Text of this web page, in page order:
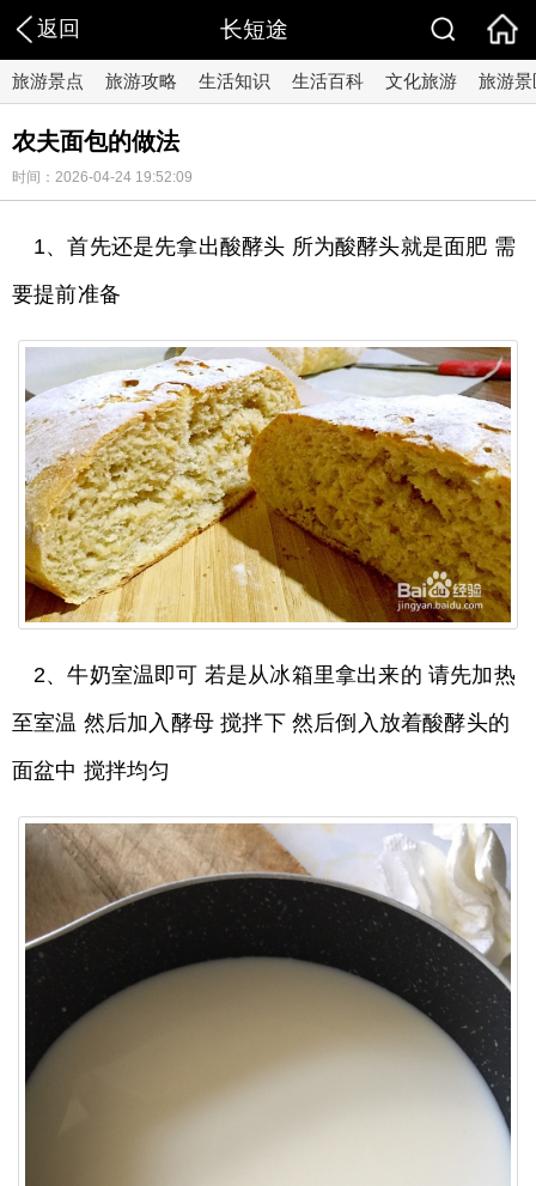
返回 长短途
旅游景点 旅游攻略 生活知识 生活百科 文化旅游 旅游景
农夫面包的做法
时间：2026-04-24 19:52:09
1、首先还是先拿出酸酵头 所为酸酵头就是面肥 需
要提前准备
2、牛奶室温即可 若是从冰箱里拿出来的 请先加热
至室温 然后加入酵母 搅拌下 然后倒入放着酸酵头的
面盆中 搅拌均匀